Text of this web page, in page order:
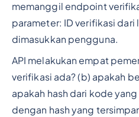
memanggil endpoint
parameter: ID verifikasi
dimasukkan pengguna.
API melakukan empat
verifikasi ada? (b) apakah
apakah hash dari kode
dengan hash yang